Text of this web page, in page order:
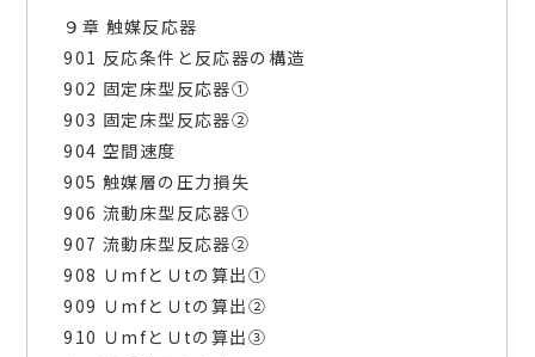
９章 触媒反応器
901 反応条件と反応器の構造
902 固定床型反応器①
903 固定床型反応器②
904 空間速度
905 触媒層の圧力損失
906 流動床型反応器①
907 流動床型反応器②
908 ＵmfとＵtの算出①
909 ＵmfとＵtの算出②
910 ＵmfとＵtの算出③